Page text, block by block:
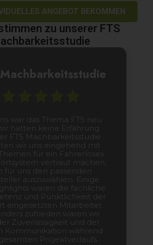
ANGEBOT BEKOMMEN
zu unserer FTS
war das Thema FTS neu
hatten keine Erfahrung.
FTS Machbarkeitsstudie
wir uns eingehend mit
für ein Fahrerloses
vertraut machen,
für uns den passenden
auszuwählen. Einige
waren die fachliche
und Pünktlichkeit der
eingesetzten Mitarbeiter.
zufrieden waren wir
Zuverlässigkeit und der
Kommunikation während
Projektverlaufs.